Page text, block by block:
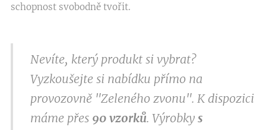
schopnost svobodně tvořit.
Nevíte, který produkt si vybrat?
Vyzkoušejte si nabídku přímo na
provozovně "Zeleného zvonu". K dispozici
máme přes 90 vzorků. Výrobky s